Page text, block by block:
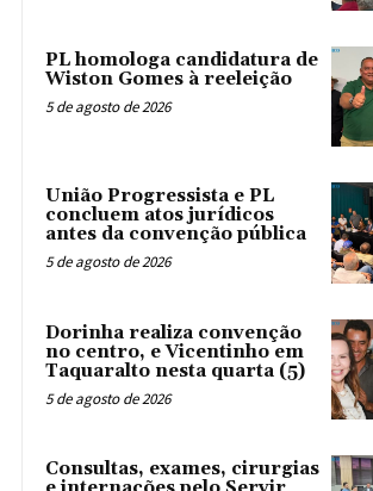
PL homologa candidatura de
Wiston Gomes à reeleição
5 de agosto de 2026
União Progressista e PL
concluem atos jurídicos
antes da convenção pública
5 de agosto de 2026
Dorinha realiza convenção
no centro, e Vicentinho em
Taquaralto nesta quarta (5)
5 de agosto de 2026
Consultas, exames, cirurgias